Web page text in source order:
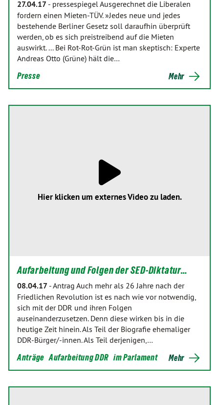
27.04.17 - pressespiegel Ausgerechnet die Liberalen
fordern einen Mieten-TÜV. »Jedes neue und jedes
bestehende Berliner Gesetz soll daraufhin überprüft
werden, ob es sich preistreibend auf die Mieten
auswirkt. ... Bei Rot-Rot-Grün ist man skeptisch: Experte
Andreas Otto (Grüne) hält die…
Presse Mehr
Aufarbeitung und Folgen der SED-Diktatur…
08.04.17 -Antrag Auch mehr als 26 Jahre nach der
Friedlichen Revolution ist es nach wie vor notwendig,
sich mit der DDR und ihren Folgen
auseinanderzusetzen. Denn diese wirken bis in die
heutige Zeit hinein. Als Teil der Biografie ehemaliger
DDR-Bürger/-innen. Als Teil derjenigen,…
Anträge Aufarbeitung DDR im Parlament Mehr
Hier klicken um externes Video zu laden.